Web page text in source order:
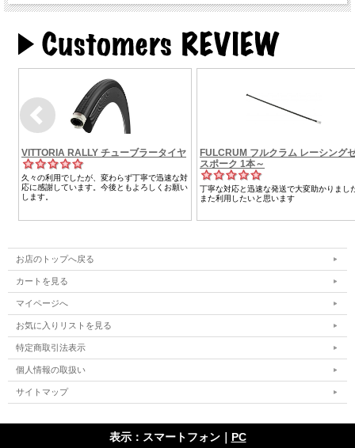
お店のトップへ戻る
カートを見る
マイページへ
お気に入りリストを見る
特定商取引法表示
個人情報の取扱い
サイトマップ
表示：スマートフォン｜ PC